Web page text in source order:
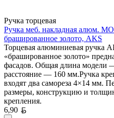
Ручка торцевая
Ручка меб. накладная алюм.
брашированное золото, AKS
Торцевая алюминиевая ручка
«брашированное золото»
фасадов. Общая длина модели
расстояние — 160 мм.Ручка
входят два самореза 4×14 мм.
размеры, конструкцию и
крепления.
6,90